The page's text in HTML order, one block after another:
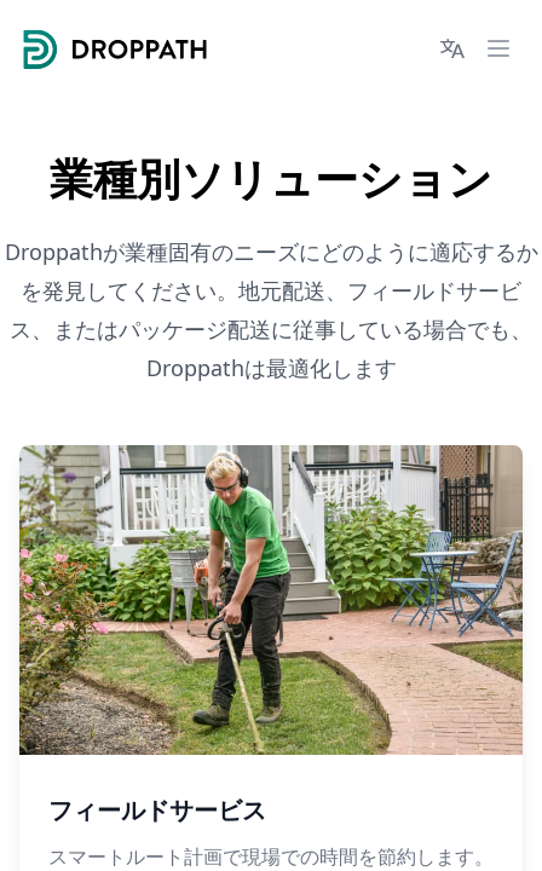
Droppath
Languages
業種別ソリューション
Droppathが業種固有のニーズにどのように適応するか
を発見してください。地元配送、フィールドサービ
ス、またはパッケージ配送に従事している場合でも、
Droppathは最適化します
Industry Solutions
フィールドサービス
スマートルート計画で現場での時間を節約します。